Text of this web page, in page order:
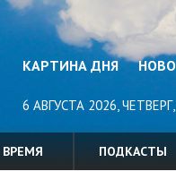
КАРТИНА ДНЯ
6 АВГУСТА 2026,
ПОДКАСТЫ